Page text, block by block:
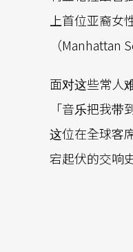
上首位亚裔女
（Manhattan
面对这些常人
「音乐把我
这位在全球客
宕起伏的交响